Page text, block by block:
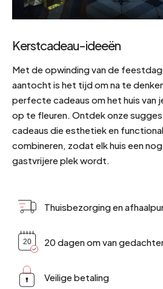
Kerstcadeau-ideeën
Met de opwinding van de
aantocht is het tijd om na te
perfecte cadeaus om het huis van
op te fleuren. Ontdek onze
cadeaus die esthetiek en
combineren, zodat elk huis een nog
gastvrijere plek wordt.
Thuisbezorging en
20 dagen om van
Veilige betaling